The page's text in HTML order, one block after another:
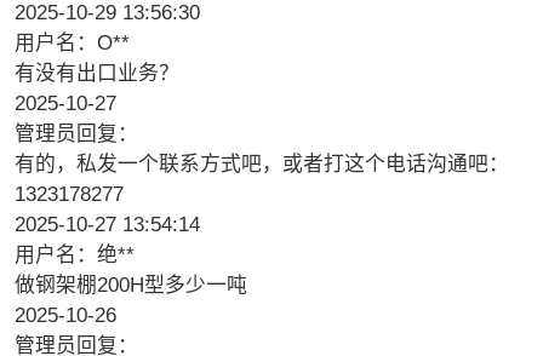
2025-10-29 13:56:30
用户名：O**
有没有出口业务？
2025-10-27
管理员回复：
有的，私发一个联系方式吧，或者打这个电话沟通吧：
1323178277
2025-10-27 13:54:14
用户名：绝**
做钢架棚200H型多少一吨
2025-10-26
管理员回复：